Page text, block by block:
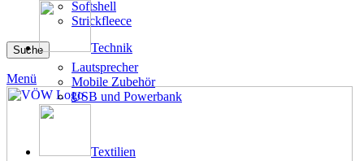
Softshell
Strickfleece
Suche
Menü
Technik
Lautsprecher
Mobile Zubehör
USB und Powerbank
Textilien